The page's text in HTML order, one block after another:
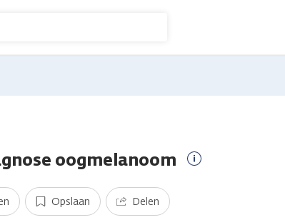
oogmelanoom
Opslaan Delen